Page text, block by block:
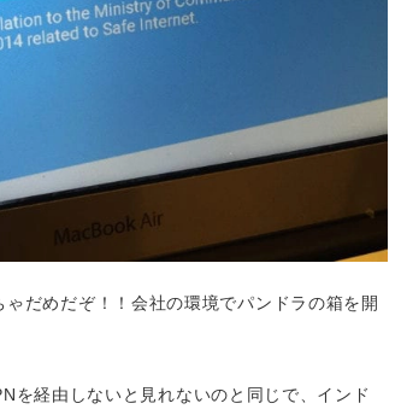
だめだぞ！！会社の環境でパンドラの箱を開
経由しないと見れないのと同じで、インド